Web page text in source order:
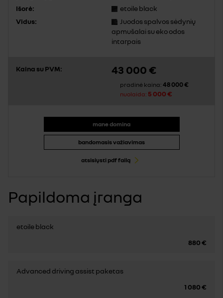
Išorė:
etoile black
Vidus:
Juodos spalvos sėdynių
apmušalai su eko odos
intarpais
Kaina su PVM: 43 000 €
pradinė kaina: 48 000 €
nuolaida: 5 000 €
mane domina
bandomasis važiavimas
atsisiųsti pdf failą
Papildoma įranga
etoile black
880 €
Advanced driving assist paketas
1 080 €